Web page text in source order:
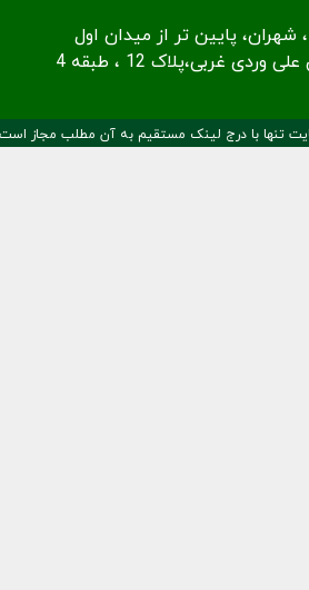
شهران، پایین تر از میدان اول
غربی،پلاک 12 ، طبقه 4
تنها با درج لینک مستقیم به آن مطلب مجاز